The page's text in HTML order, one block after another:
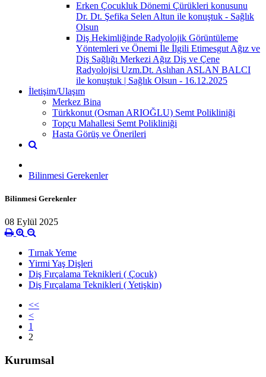
Erken Çocukluk Dönemi Çürükleri konusunu
Dr. Dt. Şefika Selen Altun ile konuştuk - Sağlık
Olsun
Diş Hekimliğinde Radyolojik Görüntüleme
Yöntemleri ve Önemi İle İlgili Etimesgut Ağız ve
Diş Sağlığı Merkezi Ağız Diş ve Çene
Radyolojisi Uzm.Dt. Aslıhan ASLAN BALCI
ile konuştuk | Sağlık Olsun - 16.12.2025
İletişim/Ulaşım
Merkez Bina
Türkkonut (Osman ARIOĞLU) Semt Polikliniği
Topçu Mahallesi Semt Polikliniği
Hasta Görüş ve Önerileri
Bilinmesi Gerekenler
Bilinmesi Gerekenler
08 Eylül 2025
Tırnak Yeme
Yirmi Yaş Dişleri
Diş Fırçalama Teknikleri ( Çocuk)
Diş Fırçalama Teknikleri ( Yetişkin)
<<
<
1
2
Kurumsal